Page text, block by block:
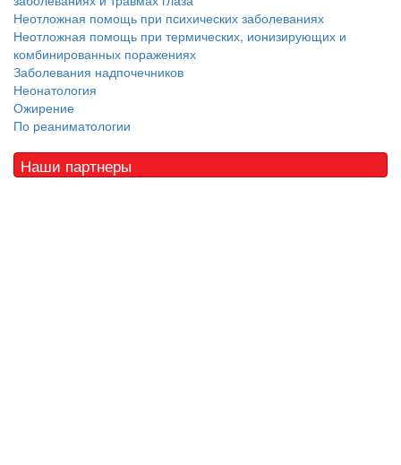
Неотложная помощь при психических заболеваниях
Неотложная помощь при термических, ионизирующих и
комбинированных поражениях
Заболевания надпочечников
Неонатология
Ожирение
По реаниматологии
Наши партнеры